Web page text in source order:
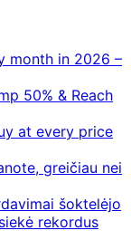
month in 2026 –
50% & Reach
at every price
greičiau nei
šoktelėjo
rekordus